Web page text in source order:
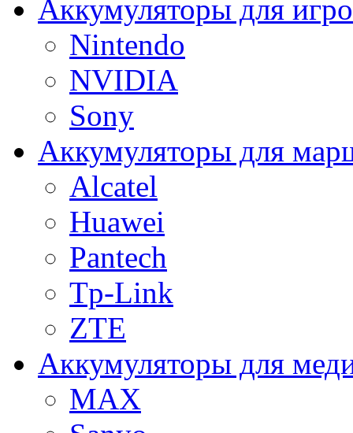
Аккумуляторы для
Nintendo
NVIDIA
Sony
Аккумуляторы для
Alcatel
Huawei
Pantech
Tp-Link
ZTE
Аккумуляторы для
MAX